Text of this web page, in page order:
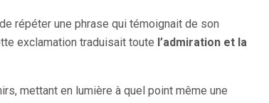
répéter une phrase qui témoignait de son
exclamation traduisait toute l’admiration et la
mettant en lumière à quel point même une